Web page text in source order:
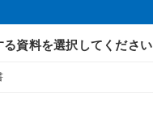
る資料を選択してください